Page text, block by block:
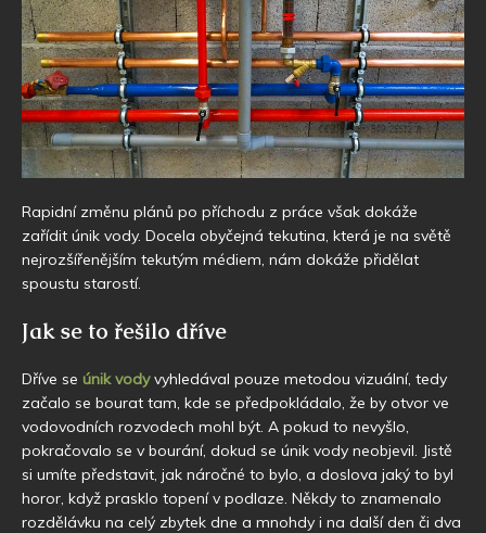
Rapidní změnu plánů po příchodu z práce však dokáže
zařídit únik vody. Docela obyčejná tekutina, která je na světě
nejrozšířenějším tekutým médiem, nám dokáže přidělat
spoustu starostí.
Jak se to řešilo dříve
Dříve se únik vodyvyhledával pouze metodou vizuální, tedy
začalo se bourat tam, kde se předpokládalo, že by otvor ve
vodovodních rozvodech mohl být. A pokud to nevyšlo,
pokračovalo se v bourání, dokud se únik vody neobjevil. Jistě
si umíte představit, jak náročné to bylo, a doslova jaký to byl
horor, když prasklo topení v podlaze. Někdy to znamenalo
rozdělávku na celý zbytek dne a mnohdy i na další den či dva